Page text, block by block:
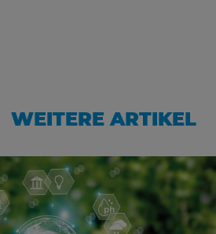
WEITERE ARTIKEL